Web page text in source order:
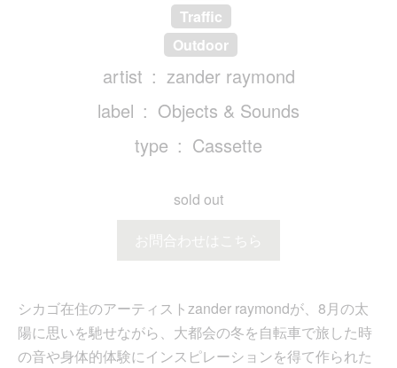
Traffic
Outdoor
artist
zander raymond
label
Objects & Sounds
type
Cassette
sold out
お問合わせはこちら
シカゴ在住のアーティストzander raymondが、8月の太
陽に思いを馳せながら、大都会の冬を自転車で旅した時
の音や身体的体験にインスピレーションを得て作られた